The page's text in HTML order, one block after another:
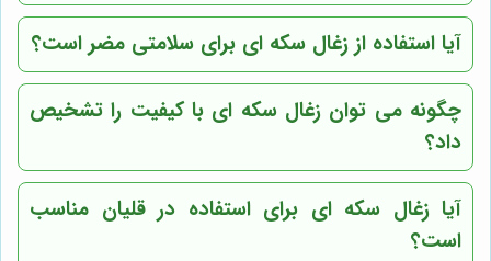
آیا استفاده از زغال سکه ای برای سلامتی مضر است؟
چگونه می توان زغال سکه ای با کیفیت را تشخیص
داد؟
آیا زغال سکه ای برای استفاده در قلیان مناسب
است؟